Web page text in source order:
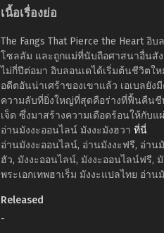
เนื้อเรื่องย่อ
The Fangs That Pierce the Heart
โซลลัม และถูกแม่ที่นับถือศาสนาอื่นสั
ไม่กี่ปีต่อมา อิบลอนเดได้เริ่มต้นชีวิตใ
อดีตอันน่าเศร้าของเขาแล้ว เอเบลยั
ความลับที่ยิ่งใหญ่ที่สุดคือร่างที่ฟื้นคืนชี
เจ็ด ซึ่งมาสร้างความเดือดร้อนให้กับ
อ่านมังงะออนไลน์ มังงะมังฮวา ที่นี่
อ่านมังงะออนไลน์, อ่านมังงะฟรี, อ่า
ฮัว, มังงะออนไลน์, มังงะออนไลน์ฟรี,
พระเอกเทพฮาเร็ม มังงะแปลไทย อ่าน
Released
-